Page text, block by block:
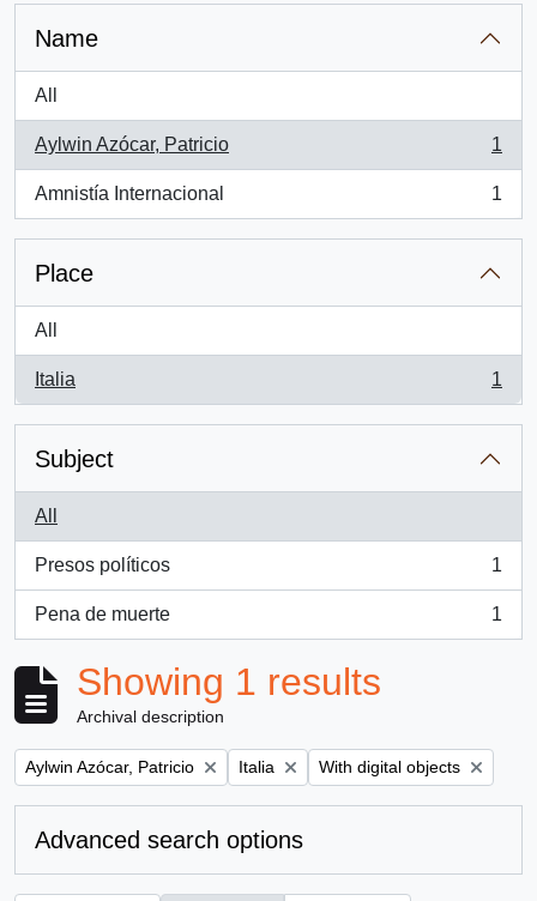
Name
All
Aylwin Azócar, Patricio
, 1 results
1
Amnistía Internacional
, 1 results
1
Place
All
Italia
, 1 results
1
Subject
All
Presos políticos
, 1 results
1
Pena de muerte
, 1 results
1
Showing 1 results
Archival description
Remove filter:
Aylwin Azócar, Patricio Remove filter:
Italia Remove filter:
With digital objects
Advanced search options